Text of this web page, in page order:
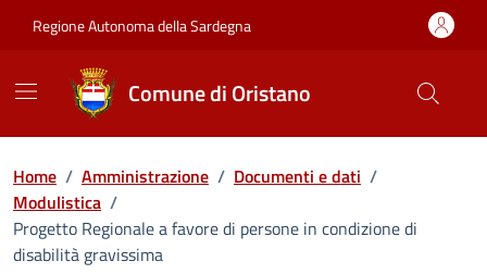
Regione Autonoma della Sardegna
Comune di Oristano
Home / Amministrazione / Documenti e dati /
Modulistica /
Progetto Regionale a favore di persone in condizione di
disabilità gravissima